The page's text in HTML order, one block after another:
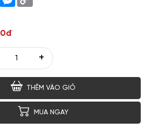
+
THÊM VÀO GIỎ
MUA NGAY